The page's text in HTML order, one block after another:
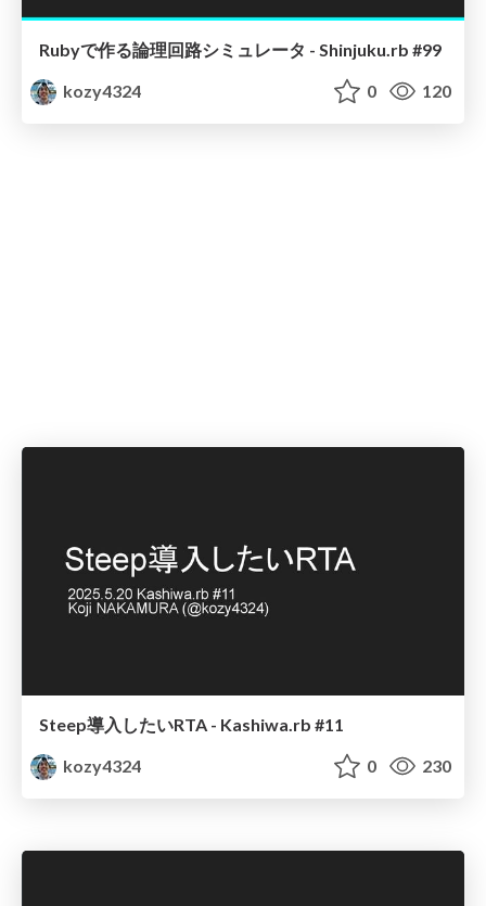
Rubyで作る論理回路シミュレータ - Shinjuku.rb #99
kozy4324
0 120
Steep導入したいRTA - Kashiwa.rb #11
kozy4324
0 230